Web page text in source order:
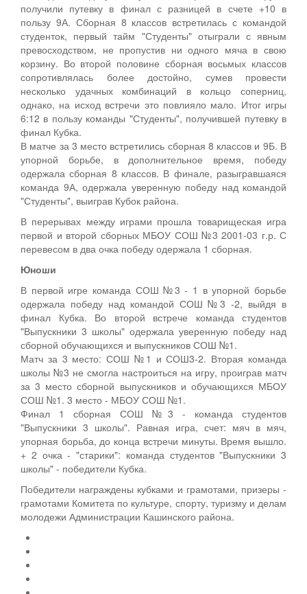
получили путевку в финал с разницей в счете +10 в
пользу 9А. Сборная 8 классов встретилась с командой
студенток, первый тайм "Студенты" отыграли с явным
превосходством, не пропустив ни одного мяча в свою
корзину. Во второй половине сборная восьмых классов
сопротивлялась более достойно, сумев провести
несколько удачных комбинаций в кольцо соперниц,
однако, на исход встречи это повлияло мало. Итог игры
6:12 в пользу команды "Студенты", получившей путевку в
финал Кубка.
В матче за 3 место встретились сборная 8 классов и 9Б. В
упорной борьбе, в дополнительное время, победу
одержала сборная 8 классов. В финале, разыгравшаяся
команда 9А, одержала уверенную победу над командой
"Студенты", выиграв Кубок района.
В перерывах между играми прошла товарищеская игра
первой и второй сборных МБОУ СОШ №3 2001-03 г.р. С
перевесом в два очка победу одержала 1 сборная.
Юноши
В первой игре команда СОШ №3 - 1 в упорной борьбе
одержала победу над командой СОШ №3 -2, выйдя в
финал Кубка. Во второй встрече команда студентов
"Выпускники 3 школы" одержала уверенную победу над
сборной обучающихся и выпускников СОШ №1.
Матч за 3 место: СОШ №1 и СОШ3-2. Вторая команда
школы №3 не смогла настроиться на игру, проиграв матч
за 3 место сборной выпускников и обучающихся МБОУ
СОШ №1. 3 место - МБОУ СОШ №1.
Финал 1 сборная СОШ №3 - команда студентов
"Выпускники 3 школы". Равная игра, счет: мяч в мяч,
упорная борьба, до конца встречи минуты. Время вышло.
+ 2 очка - "старики": команда студентов "Выпускники 3
школы" - победители Кубка.
Победители награждены кубками и грамотами, призеры -
грамотами Комитета по культуре, спорту, туризму и делам
молодежи Администрации Кашинского района.